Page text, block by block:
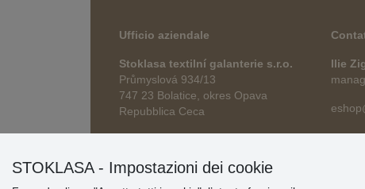
Ufficio aziendale
Stoklasa textilní galanterie s.r.o.
Průmyslová 934/13
747 23 Bolatice, okres Opava
Repubblica Ceca
Ilie
STOKLASA - Impostazioni dei cookie